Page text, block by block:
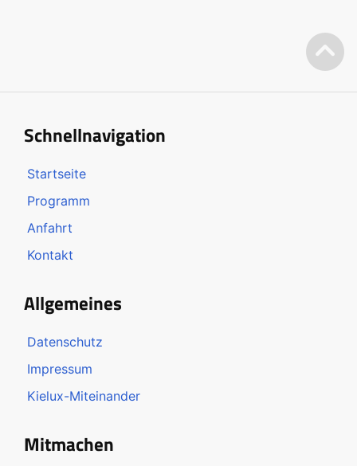
Schnellnavigation
Startseite
Programm
Anfahrt
Kontakt
Allgemeines
Datenschutz
Impressum
Kielux-Miteinander
Mitmachen